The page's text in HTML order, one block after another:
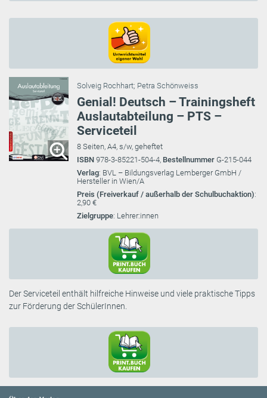
Solveig Rochhart; Petra Schönweiss
Genial! Deutsch – Trainingsheft
Auslautabteilung – PTS –
Serviceteil
8 Seiten, A4, s/w, geheftet
ISBN 978-3-85221-504-4, Bestellnummer G-215-044
Verlag: BVL – Bildungsverlag Lemberger GmbH /
Hersteller in Wien/A
Preis (Freiverkauf / außerhalb der Schulbuchaktion):
2,90 €
Zielgruppe: Lehrer:innen
Der Serviceteil enthält hilfreiche Hinweise und viele praktische Tipps
zur Förderung der SchülerInnen.